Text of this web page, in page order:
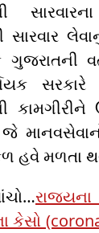
સારવાર
ગુજરાતની
સરકારે
કામગીરીને
જે
હવે મળતા
રાજ્યના
કેસો